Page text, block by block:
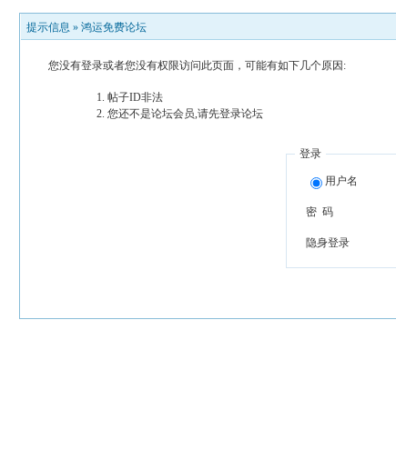
提示信息 » 鸿运免费论坛
您没有登录或者您没有权限访问此页面，可能有如下几个原因:
帖子ID非法
您还不是论坛会员,请先登录论坛
登录
用户名
密 码
隐身登录